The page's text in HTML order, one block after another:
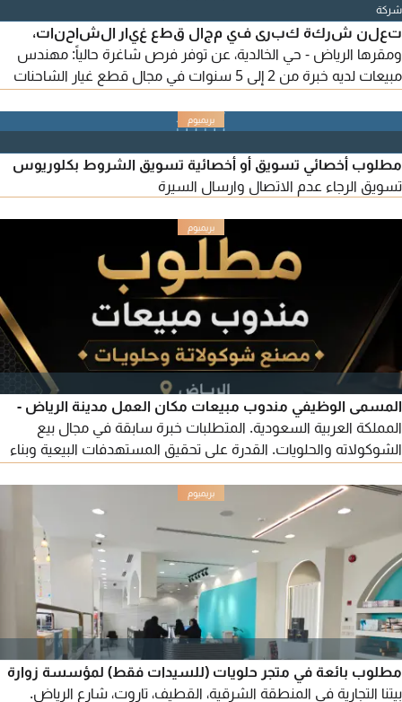
شركة
تعلن شركة كبرى في مجال قطع غيار الشاحنات،
ومقرها الرياض - حي الخالدية، عن توفر فرص شاغرة حالياً: مهندس
مبيعات لديه خبرة من 2 إلى 5 سنوات في مجال قطع غيار الشاحنات
والتوزيع حسب حاجة العمل في مدن المملكة. ويفضل أن يكون على
(MAN)، فولفو (Volvo)، سينوتروك (Sinotruk). المتطلبات: إجادة
اللغة الإنجليزية، إقامة.
مطلوب أخصائي تسويق أو أخصائية تسويق الشروط بكلوريوس
تسويق الرجاء عدم الاتصال وارسال السيرة
المسمى الوظيفي مندوب مبيعات مكان العمل مدينة الرياض -
المملكة العربية السعودية. المتطلبات خبرة سابقة في مجال بيع
الشوكولاته والحلويات. القدرة على تحقيق المستهدفات البيعية وبناء
والجدية وتحمل مسؤوليات العمل. يفضل من لديه معرفة بسوق
الأغذية والحلويات في المملكة. المزايا الوظيفية راتب مجز. عمولات
وحوافز مجزية. توفير السكن والتنقل
مطلوب بائعة في متجر حلويات (للسيدات فقط) لمؤسسة زوارة
بيتنا التجارية في المنطقة الشرقية، القطيف، تاروت، شارع الرياض.